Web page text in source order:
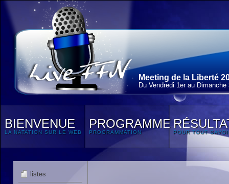
Meeting de la Liberté
Du Vendredi 1erau Dimanche
BIENVENUE
LA NATATION SUR LE WEB
PROGRAMME
PROGRAMMATION POUR TOUT
listes